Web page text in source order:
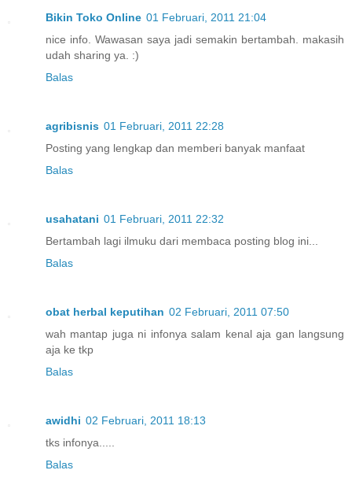
Bikin Toko Online 01 Februari, 2011 21:04
nice info. Wawasan saya jadi semakin bertambah. makasih
udah sharing ya. :)
Balas
agribisnis 01 Februari, 2011 22:28
Posting yang lengkap dan memberi banyak manfaat
Balas
usahatani 01 Februari, 2011 22:32
Bertambah lagi ilmuku dari membaca posting blog ini...
Balas
obat herbal keputihan 02 Februari, 2011 07:50
wah mantap juga ni infonya salam kenal aja gan langsung
aja ke tkp
Balas
awidhi 02 Februari, 2011 18:13
tks infonya.....
Balas